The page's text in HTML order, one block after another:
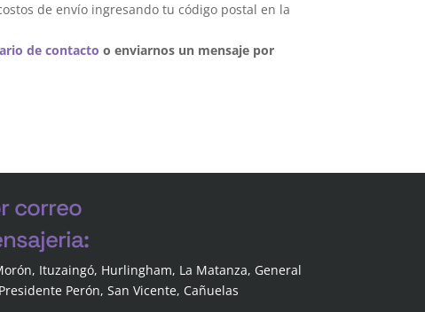
de envío ingresando tu código postal en la
de contacto o enviarnos un mensaje por
correo
Ituzaingó, Hurlingham, La Matanza, General
Perón, San Vicente, Cañuelas